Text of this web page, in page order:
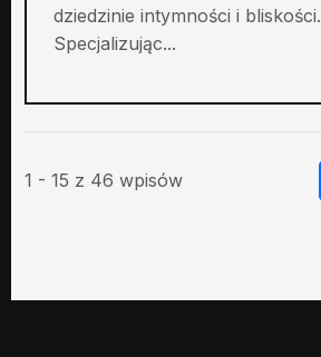
dziedzinie intymności i bliskości.
Specjalizując...
1 - 15 z 46 wpisów